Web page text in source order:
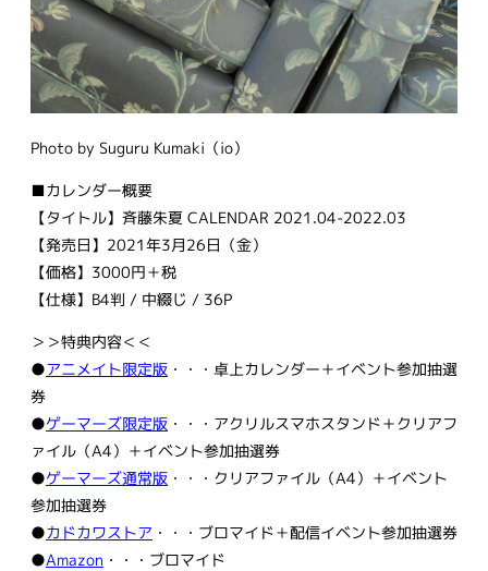
Photo by Suguru Kumaki（io）
■カレンダー概要
【タイトル】斉藤朱夏 CALENDAR 2021.04-2022.03
【発売日】2021年3月26日（金）
【価格】3000円＋税
【仕様】B4判 / 中綴じ / 36P
＞＞特典内容＜＜
●アニメイト限定版 ・・・卓上カレンダー＋イベント参加抽選
券
●ゲーマーズ限定版 ・・・アクリルスマホスタンド＋クリアフ
ァイル（A4）＋イベント参加抽選券
●ゲーマーズ通常版 ・・・クリアファイル（A4）＋イベント
参加抽選券
●カドカワストア ・・・ブロマイド＋配信イベント参加抽選券
●Amazon ・・・ブロマイド